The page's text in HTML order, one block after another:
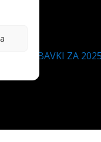
NABAVKI ZA